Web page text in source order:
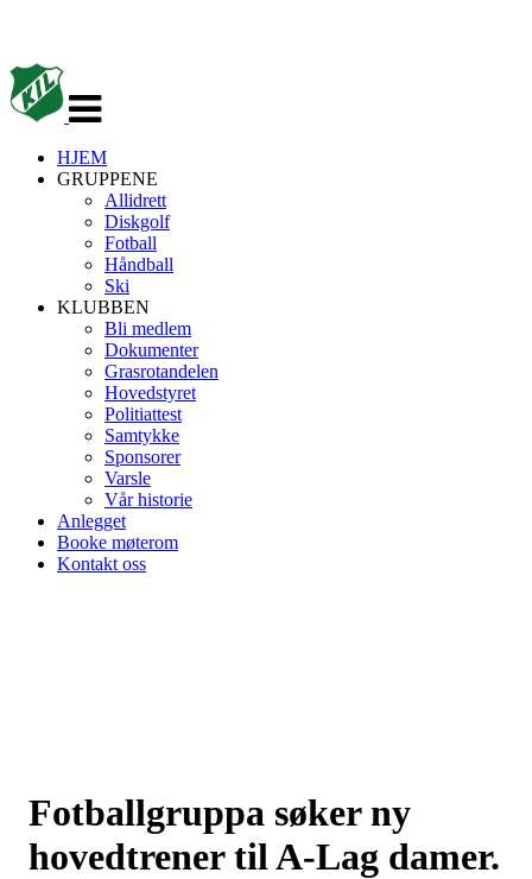
navigasjon
HJEM
GRUPPENE
Allidrett
Diskgolf
Fotball
Håndball
Ski
KLUBBEN
Bli medlem
Dokumenter
Grasrotandelen
Hovedstyret
Politiattest
Samtykke
Sponsorer
Varsle
Vår historie
Anlegget
Booke møterom
Kontakt oss
Fotballgruppa søker ny
hovedtrener til A-Lag damer.